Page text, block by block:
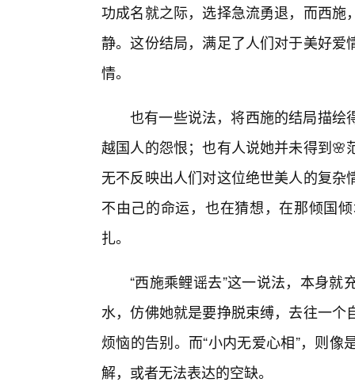
功成名就之际，选择急流勇退，而西
静。这份结局，满足了人们对于美好
情。
也有一些说法，将西施的结局描绘
越国人的怨恨；也有人说她并未得到
无不反映出人们对这位绝世美人的复
不由己的命运，也在猜想，在那倾国
扎。
“西施乘鲤谣去”这一说法，本身
水，仿佛她就是要挣脱束缚，去往一
烦恼的告别。而“小内无爱心相”，则
解，或者无法表达的空缺。